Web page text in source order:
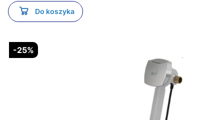
Do koszyka
-25%